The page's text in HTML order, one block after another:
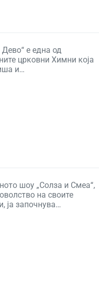
Дево“ е една од
црковни Химни која
и…
шоу „Солза и Смеа“,
на своите
ја започнува…